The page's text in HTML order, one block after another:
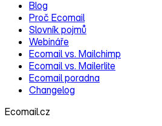
Blog
Proč Ecomail
Slovník pojmů
Webináře
Ecomail vs. Mailchimp
Ecomail vs. Mailerlite
Ecomail poradna
Changelog
Ecomail.cz